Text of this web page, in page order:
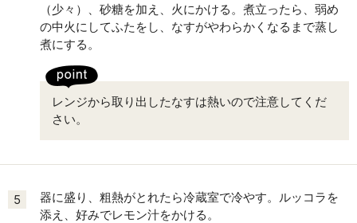
（少々）、砂糖を加え、火にかける。煮立ったら、弱め
の中火にしてふたをし、なすがやわらかくなるまで蒸し
煮にする。
レンジから取り出したなすは熱いので注意してくだ
さい。
5
器に盛り、粗熱がとれたら冷蔵室で冷やす。ルッコラを
添え、好みでレモン汁をかける。